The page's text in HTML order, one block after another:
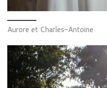
Aurore et Charles-Antoine